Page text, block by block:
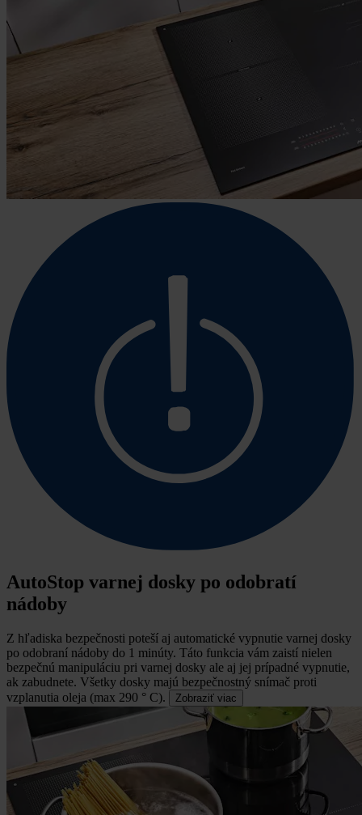
AutoStop varnej dosky po odobratí
nádoby
Z hľadiska bezpečnosti poteší aj automatické vypnutie varnej dosky
po odobraní nádoby do 1 minúty. Táto funkcia vám zaistí nielen
bezpečnú manipuláciu pri varnej dosky ale aj jej prípadné vypnutie,
ak zabudnete. Všetky dosky majú bezpečnostný snímač proti
vzplanutia oleja (max 290 ° C).
Zobraziť viac